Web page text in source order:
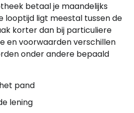
betaal je maandelijks
looptijd ligt meestal tussen de
korter dan bij particuliere
en voorwaarden verschillen
onder andere bepaald
pand
lening